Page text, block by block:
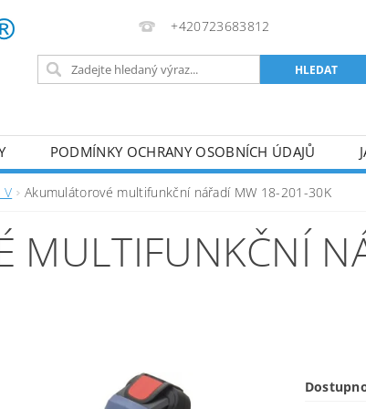
+420723683812
PODMÍNKY OCHRANY OSOBNÍCH ÚDAJŮ
AKUMULÁTOROVÉ NÁŘADÍ PILY
RUČNÍ NÁŘADÍ AKU NÁŘADÍ
V Akumulátorové multifunkční nářadí MW 18-201-30K
MULTIFUNKČNÍ